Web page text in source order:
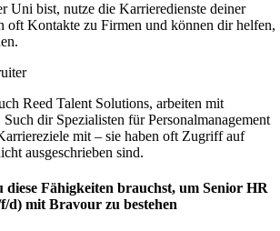
Uni bist, nutze die Karrieredienste deiner
oft Kontakte zu Firmen und können dir helfen,
Reed Talent Solutions, arbeiten mit
dir Spezialisten für Personalmanagement
mit – sie haben oft Zugriff auf
ausgeschrieben sind.
diese Fähigkeiten brauchst, um Senior HR
d) mit Bravour zu bestehen